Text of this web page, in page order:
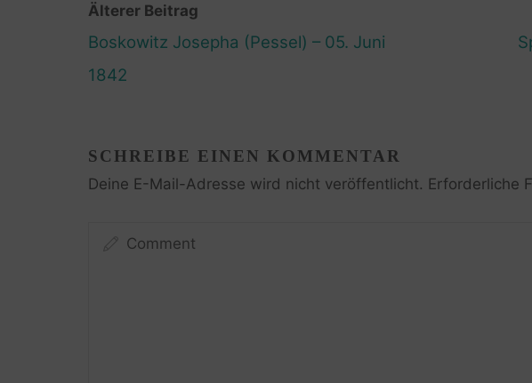
Älterer Beitrag
Boskowitz Josepha (Pessel) – 05. Juni
1842
SCHREIBE EINEN KOMMENTAR
Deine E-Mail-Adresse wird nicht veröffentlicht. Erforderliche